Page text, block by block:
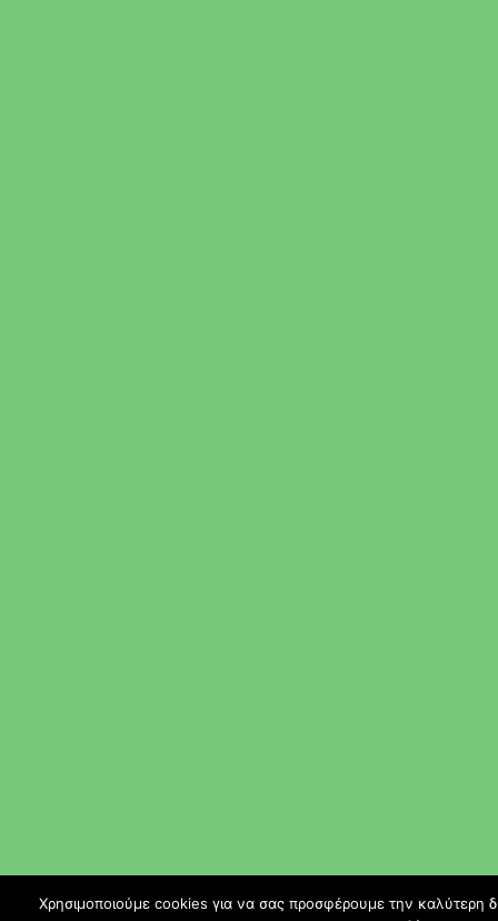
Χρησιμοποιούμε cookies για να σας προσφέρουμε την καλύτερη